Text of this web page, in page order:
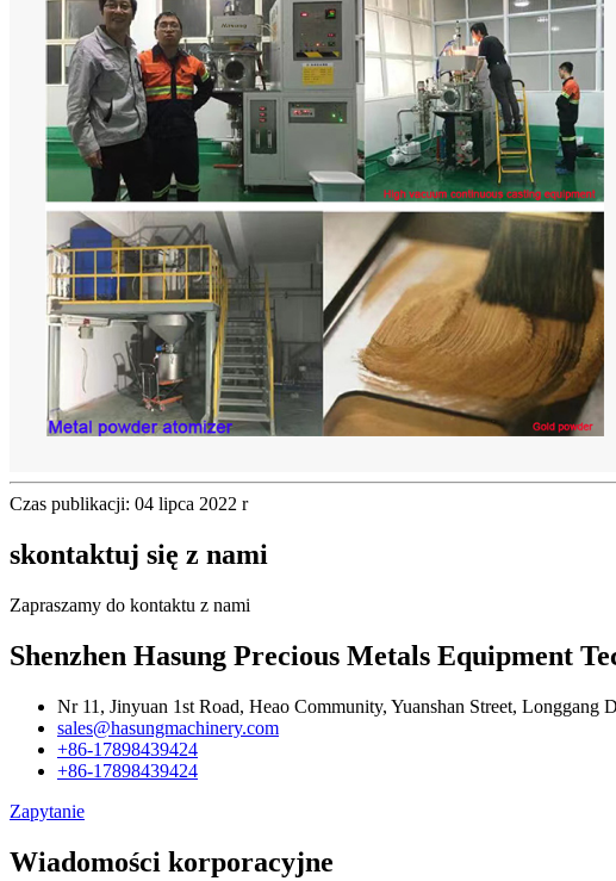
Czas publikacji: 04 lipca 2022 r
skontaktuj się z nami
Zapraszamy do kontaktu z nami
Shenzhen Hasung Precious Metals Equipment
Nr 11, Jinyuan 1st Road, Heao Community, Yuanshan Street, Longgang
sales@hasungmachinery.com
+86-17898439424
+86-17898439424
Zapytanie
Wiadomości korporacyjne